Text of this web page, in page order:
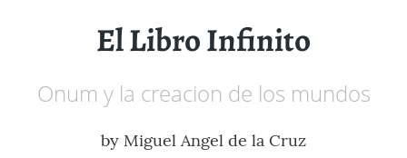
El Libro Infinito
Onum y la creacion de los mundos
by Miguel Angel de la Cruz